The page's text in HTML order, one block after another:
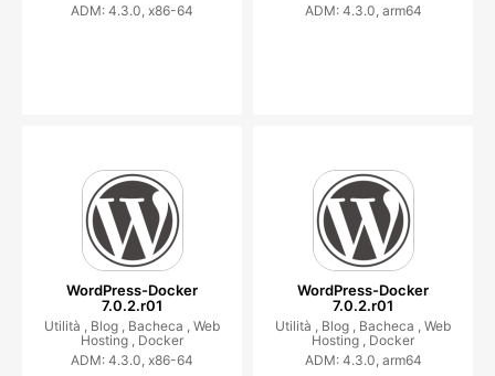
ADM: 4.3.0, x86-64
ADM: 4.3.0, arm64
WordPress-Docker
7.0.2.r01
Utilità , Blog , Bacheca , Web
Hosting , Docker
ADM: 4.3.0, x86-64
WordPress-Docker
7.0.2.r01
Utilità , Blog , Bacheca , Web
Hosting , Docker
ADM: 4.3.0, arm64